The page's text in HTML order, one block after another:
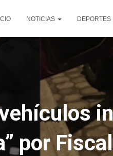
NOTICIAS DEPORTES
por